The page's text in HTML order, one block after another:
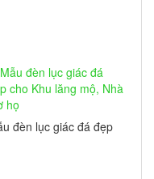
đèn lục giác đá đẹp